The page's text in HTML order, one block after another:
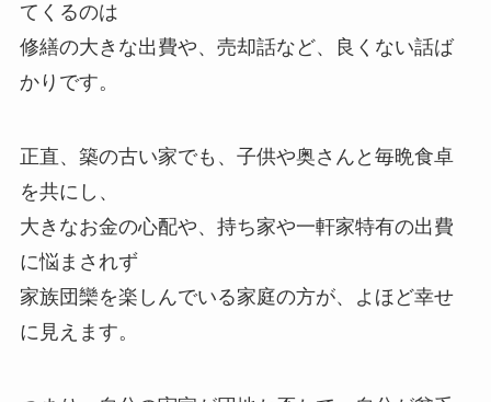
てくるのは
修繕の大きな出費や、売却話など、良くない話ば
かりです。
正直、築の古い家でも、子供や奥さんと毎晩食卓
を共にし、
大きなお金の心配や、持ち家や一軒家特有の出費
に悩まされず
家族団欒を楽しんでいる家庭の方が、よほど幸せ
に見えます。